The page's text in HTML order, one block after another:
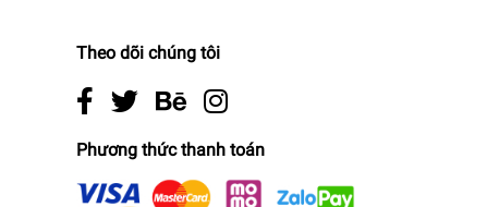
Theo dõi chúng tôi
Phương thức thanh toán